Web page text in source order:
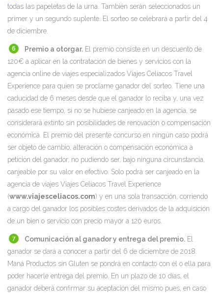
todas las papeletas de la urna. También serán seleccionados un
primer y un segundo suplente. El sorteo se celebrará a partir del 4
de diciembre.
Premio a otorgar. El premio consiste en un descuento de
120€ a aplicar en la contratación de bienes y servicios con la
agencia online de viajes especializados Viajes Celíacos Travel
Experience para quien se proclame ganador del sorteo. Tiene una
caducidad de 6 meses desde que el ganador lo reciba y, una vez
pasado ese tiempo, si no se hubiese canjeado en la agencia, se
considerará extinto sin posibilidades de renovación o compensación
económica. El premio del presente concurso en ningún caso podrá
ser objeto de cambio, alteración o compensación económica a
petición del ganador, no pudiendo ser, bajo ninguna circunstancia,
canjeable por su valor en efectivo. Solo podrá ser canjeado en la
agencia de viajes Viajes Celíacos Travel Experience
(www.viajesceliacos.com) y en una sola transacción, corriendo
a cargo del ganador los posibles costes derivados de la adquisición
de un bien o servicio con precio mayor a 120 euros.
Comunicación al ganador y entrega del premio. El
ganador se dará a conocer a partir del 6 de diciembre de 2018.
Maná Productos sin Gluten se pondrá en contacto con él o ella para
poder hacerle entrega del premio. En un plazo de 10 días, el
ganador deberá confirmar su aceptación del mismo pues, en caso